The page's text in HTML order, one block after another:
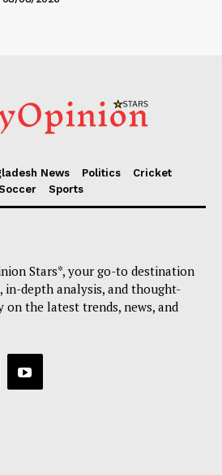
News Politics
Cricket
Sports
Stars*, your go-to destination
depth analysis, and thought-
on the latest trends, news, and